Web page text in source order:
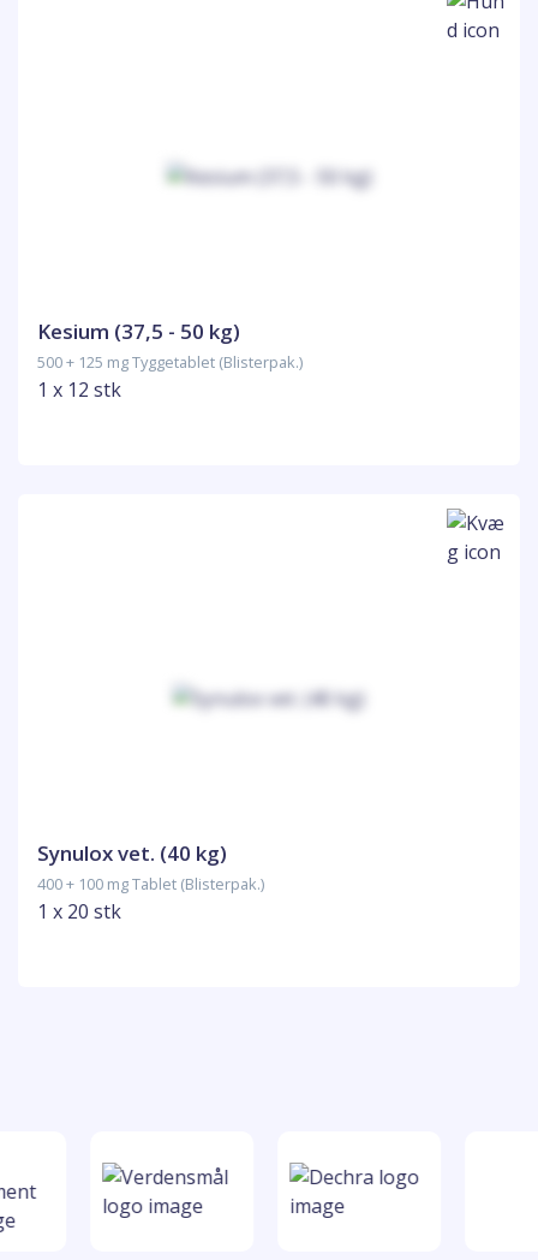
Kesium (37,5 - 50 kg)
500 + 125 mg Tyggetablet (Blisterpak.)
1 x 12 stk
Synulox vet. (40 kg)
400 + 100 mg Tablet (Blisterpak.)
1 x 20 stk